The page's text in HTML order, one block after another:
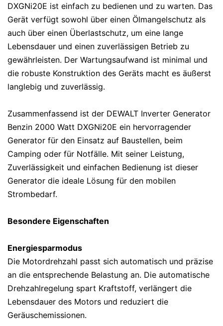
DXGNi20E ist einfach zu bedienen und zu warten. Das
Gerät verfügt sowohl über einen Ölmangelschutz als
auch über einen Überlastschutz, um eine lange
Lebensdauer und einen zuverlässigen Betrieb zu
gewährleisten. Der Wartungsaufwand ist minimal und
die robuste Konstruktion des Geräts macht es äußerst
langlebig und zuverlässig.
Zusammenfassend ist der DEWALT Inverter Generator
Benzin 2000 Watt DXGNi20E ein hervorragender
Generator für den Einsatz auf Baustellen, beim
Camping oder für Notfälle. Mit seiner Leistung,
Zuverlässigkeit und einfachen Bedienung ist dieser
Generator die ideale Lösung für den mobilen
Strombedarf.
Besondere Eigenschaften
Energiesparmodus
Die Motordrehzahl passt sich automatisch und präzise
an die entsprechende Belastung an. Die automatische
Drehzahlregelung spart Kraftstoff, verlängert die
Lebensdauer des Motors und reduziert die
Geräuschemissionen.